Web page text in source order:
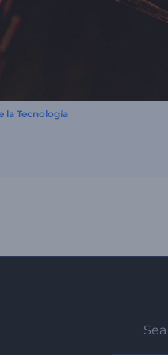
con
la Tecnología